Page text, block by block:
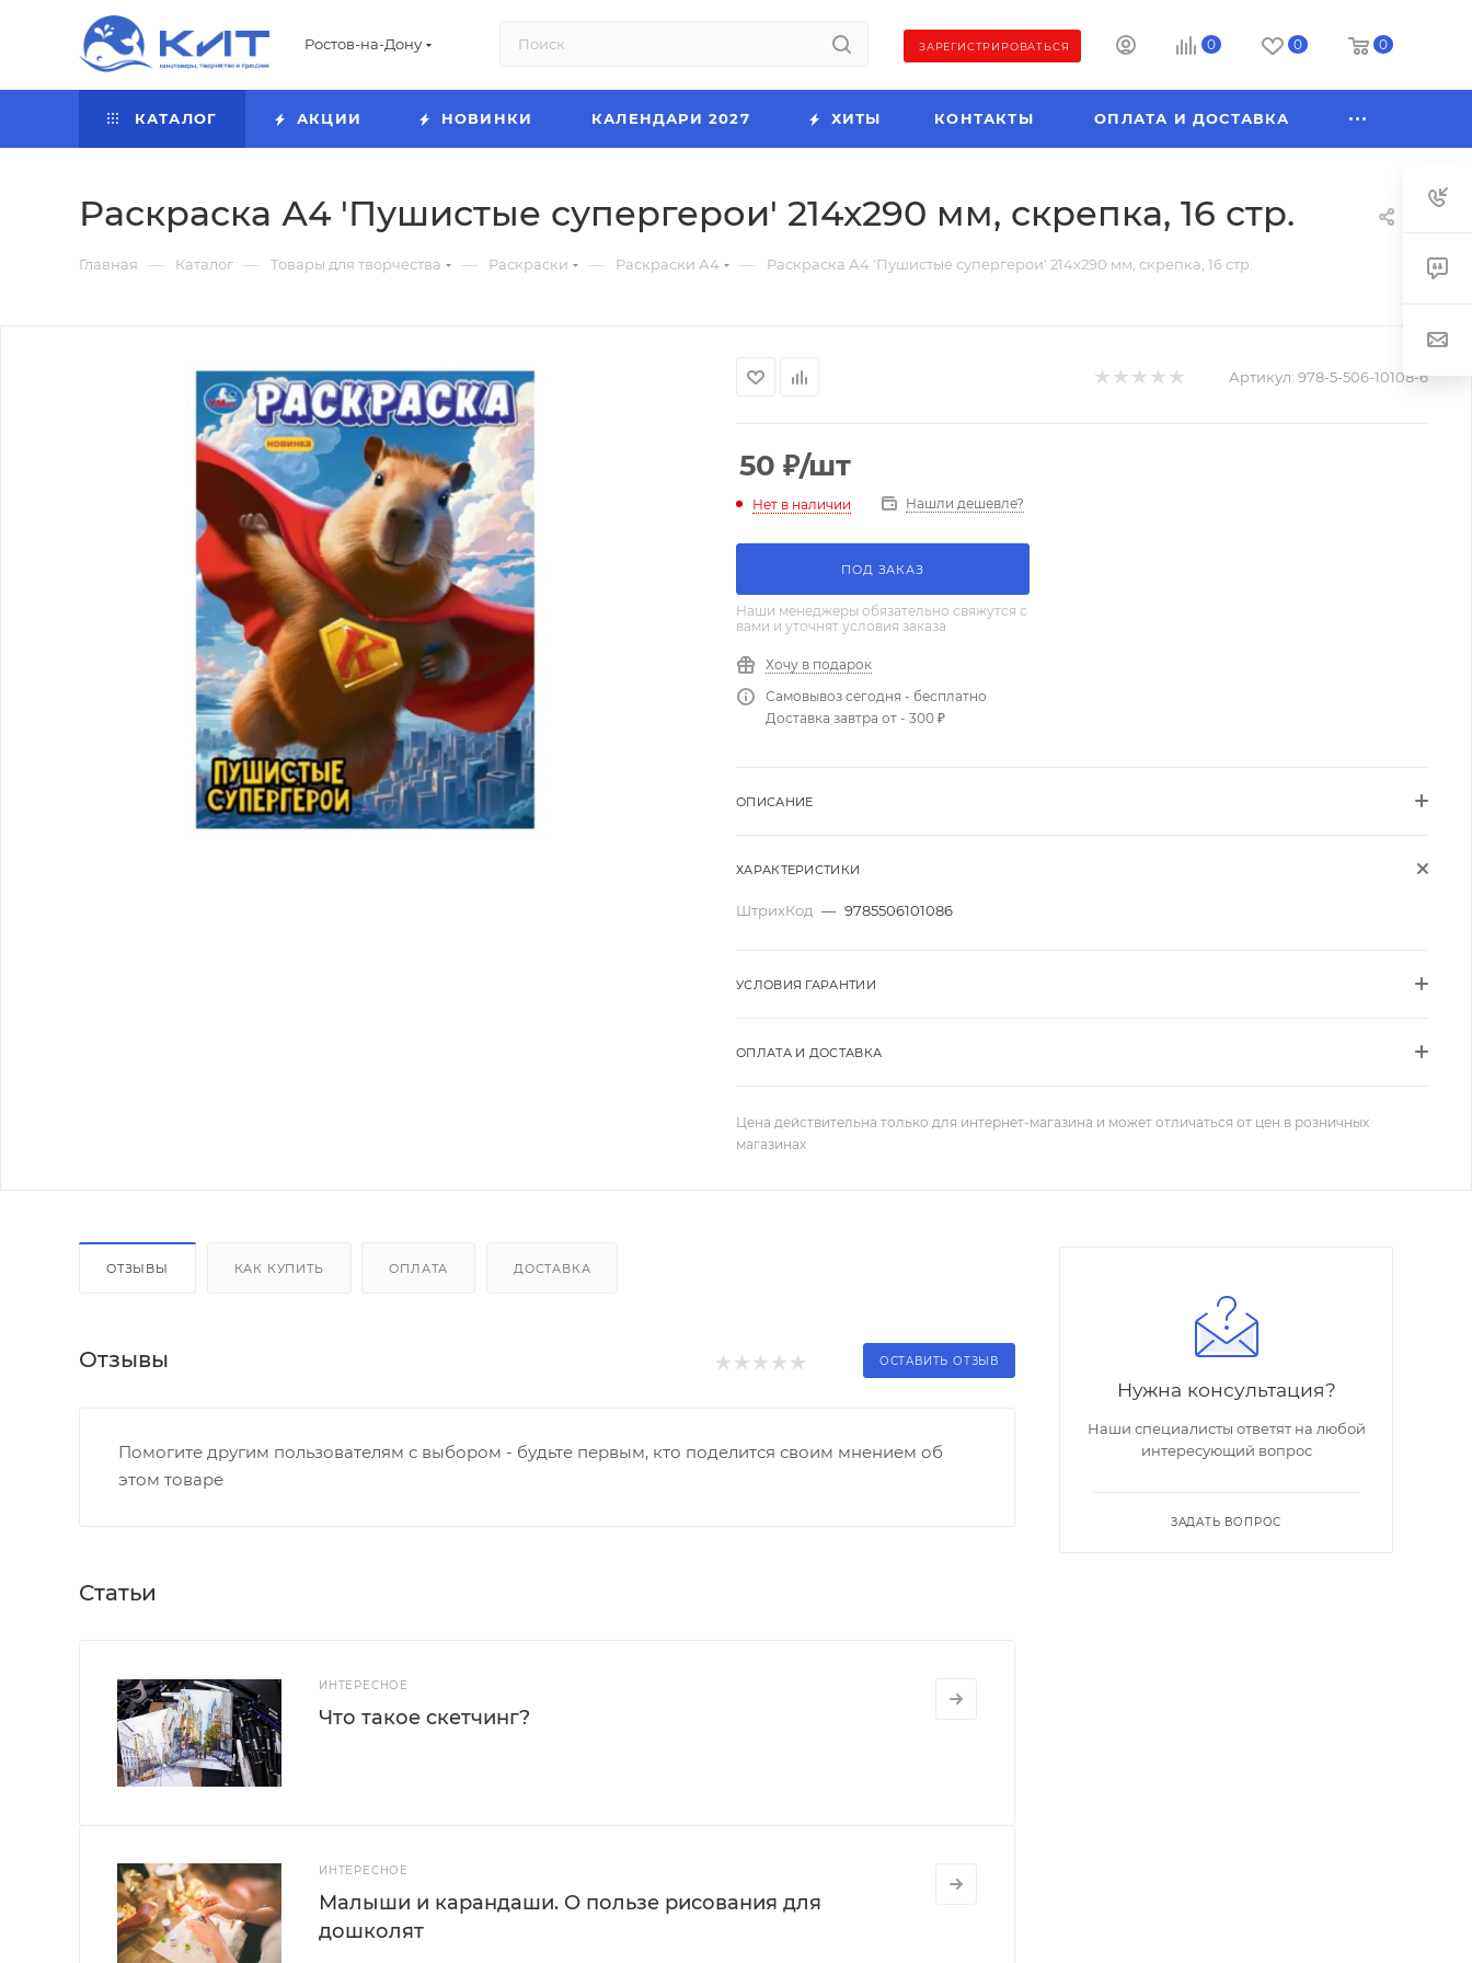
Ростов-на-Дону ЗАРЕГИСТРИРОВАТЬСЯ 0 0 0
КАТАЛОГ АКЦИИ НОВИНКИ КАЛЕНДАРИ 2027 ХИТЫ КОНТАКТЫ ОПЛАТА И ДОСТАВКА
Раскраска А4 'Пушистые супергерои' 214х290 мм, скрепка, 16 стр.
Главная — Каталог — Товары для творчества — Раскраски — Раскраски А4 — Раскраска А4 'Пушистые супергерои' 214х290 мм, скрепка, 16 стр.
Артикул: 978-5-506-10108-6
50 ₽/шт
Нет в наличии Нашли дешевле?
ПОД ЗАКАЗ
Наши менеджеры обязательно свяжутся с
вами и уточнят условия заказа
Хочу в подарок
Самовывоз сегодня - бесплатно
Доставка завтра от - 300 ₽
ОПИСАНИЕ
ХАРАКТЕРИСТИКИ
ШтрихКод — 9785506101086
УСЛОВИЯ ГАРАНТИИ
ОПЛАТА И ДОСТАВКА
Цена действительна только для интернет-магазина и может отличаться от цен в розничных
магазинах
ОТЗЫВЫ КАК КУПИТЬ ОПЛАТА ДОСТАВКА
Отзывы ОСТАВИТЬ ОТЗЫВ
Помогите другим пользователям с выбором - будьте первым, кто поделится своим мнением об
этом товаре
Статьи
ИНТЕРЕСНОЕ
Что такое скетчинг?
ИНТЕРЕСНОЕ
Малыши и карандаши. О пользе рисования для
дошколят
Нужна консультация?
Наши специалисты ответят на любой
интересующий вопрос
ЗАДАТЬ ВОПРОС